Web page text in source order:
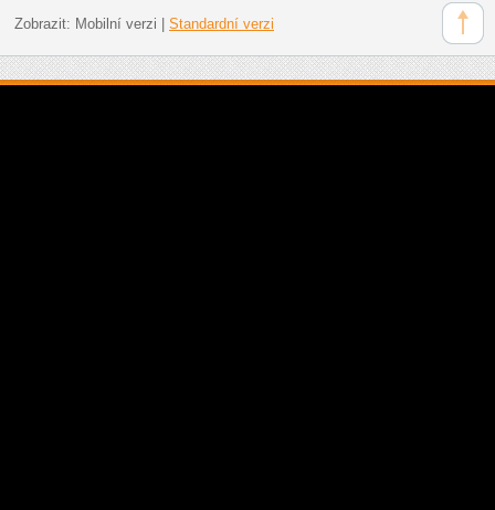
Zobrazit: Mobilní verzi Standardní verzi